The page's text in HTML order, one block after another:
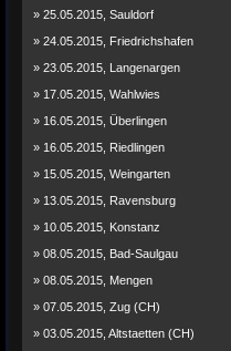
» 25.05.2015, Sauldorf
» 24.05.2015, Friedrichshafen
» 23.05.2015, Langenargen
» 17.05.2015, Wahlwies
» 16.05.2015, Überlingen
» 16.05.2015, Riedlingen
» 15.05.2015, Weingarten
» 13.05.2015, Ravensburg
» 10.05.2015, Konstanz
» 08.05.2015, Bad-Saulgau
» 08.05.2015, Mengen
» 07.05.2015, Zug (CH)
» 03.05.2015, Altstaetten (CH)